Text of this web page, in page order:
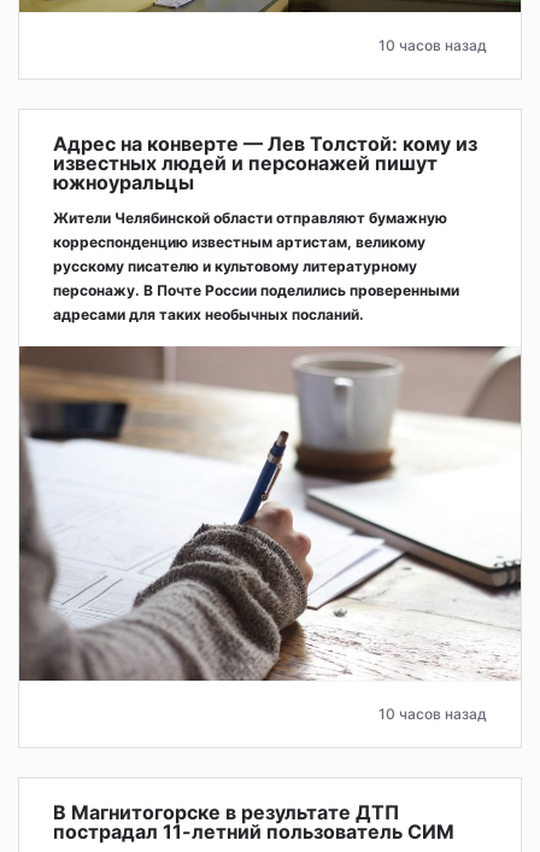
10 часов назад
Адрес на конверте — Лев Толстой: кому из
известных людей и персонажей пишут
южноуральцы
Жители Челябинской области отправляют бумажную
корреспонденцию известным артистам, великому
русскому писателю и культовому литературному
персонажу. В Почте России поделились проверенными
адресами для таких необычных посланий.
10 часов назад
В Магнитогорске в результате ДТП
пострадал 11-летний пользователь СИМ